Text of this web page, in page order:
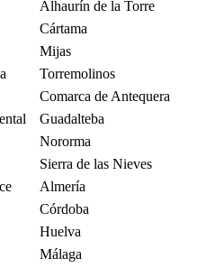
Alhaurín de la Torre
Cártama
Mijas
Torremolinos
Comarca de Antequera
Guadalteba
Nororma
Sierra de las Nieves
Almería
Córdoba
Huelva
Málaga